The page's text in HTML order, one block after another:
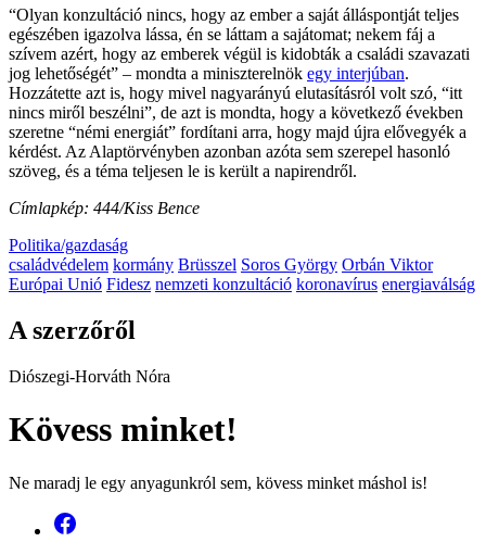
“Olyan konzultáció nincs, hogy az ember a saját álláspontját teljes
egészében igazolva lássa, én se láttam a sajátomat; nekem fáj a
szívem azért, hogy az emberek végül is kidobták a családi szavazati
jog lehetőségét” – mondta a miniszterelnök egy interjúban.
Hozzátette azt is, hogy mivel nagyarányú elutasításról volt szó, “itt
nincs miről beszélni”, de azt is mondta, hogy a következő években
szeretne “némi energiát” fordítani arra, hogy majd újra elővegyék a
kérdést. Az Alaptörvényben azonban azóta sem szerepel hasonló
szöveg, és a téma teljesen le is került a napirendről.
Címlapkép: 444/Kiss Bence
Politika/gazdaság
családvédelem kormány Brüsszel Soros György Orbán Viktor
Európai Unió Fidesz nemzeti konzultáció koronavírus energiaválság
A szerzőről
Diószegi-Horváth Nóra
Kövess minket!
Ne maradj le egy anyagunkról sem, kövess minket máshol is!